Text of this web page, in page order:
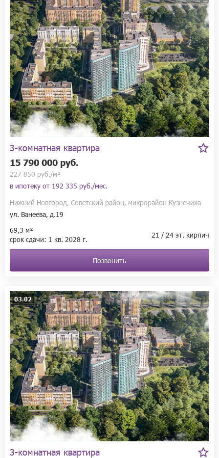
3-комнатная квартира
15 790 000 руб.
227 850 руб./м²
в ипотеку от 192 335 руб./мес.
Нижний Новгород, Советский район, микрорайон Кузнечиха
ул. Ванеева, д.19
69,3 м²
срок сдачи: 1 кв. 2028 г. 21 / 24 эт. кирпич
Позвонить
03.02
3-комнатная квартира